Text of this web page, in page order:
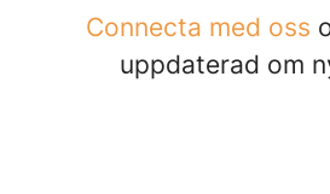
Connecta med oss
uppdaterad om